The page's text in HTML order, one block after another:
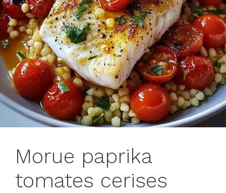
Morue paprika
tomates cerises